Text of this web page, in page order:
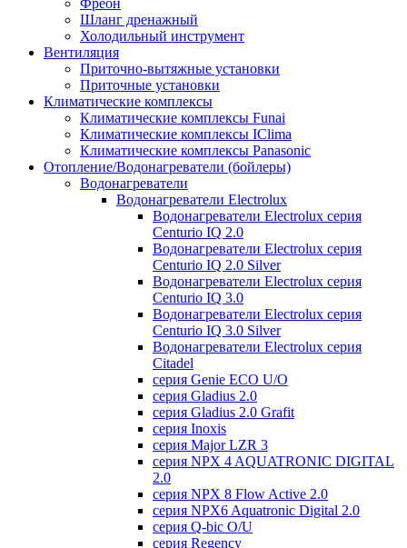
Фреон
Шланг дренажный
Холодильный инструмент
Вентиляция
Приточно-вытяжные установки
Приточные установки
Климатические комплексы
Климатические комплексы Funai
Климатические комплексы IClima
Климатические комплексы Panasonic
Отопление/Водонагреватели (бойлеры)
Водонагреватели
Водонагреватели Electrolux
Водонагреватели Electrolux серия
Centurio IQ 2.0
Водонагреватели Electrolux серия
Centurio IQ 2.0 Silver
Водонагреватели Electrolux серия
Centurio IQ 3.0
Водонагреватели Electrolux серия
Centurio IQ 3.0 Silver
Водонагреватели Electrolux серия
Citadel
серия Genie ECO U/О
серия Gladius 2.0
серия Gladius 2.0 Grafit
серия Inoxis
серия Major LZR 3
серия NPX 4 AQUATRONIC DIGITAL
2.0
серия NPX 8 Flow Active 2.0
серия NPX6 Aquatronic Digital 2.0
серия Q-bic O/U
серия Regency